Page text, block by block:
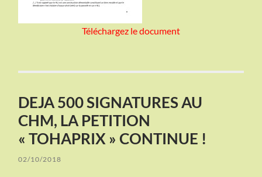
Téléchargez le document
DEJA 500 SIGNATURES AU
CHM, LA PETITION
« TOHAPRIX » CONTINUE !
02/10/2018